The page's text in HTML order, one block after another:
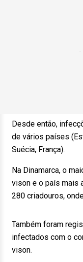
Desde então,
de vários países
Suécia, França).
Na Dinamarca, o
vison e o país mais
280 criadouros,
Também foram
infectados com o
vison.